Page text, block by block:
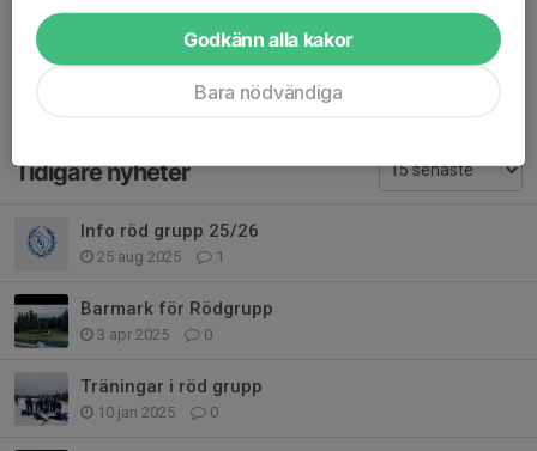
Kommentarer
Tidigare nyheter
Info röd grupp 25/26
25 aug 2025 1
Barmark för Rödgrupp
3 apr 2025 0
Träningar i röd grupp
10 jan 2025 0
Godkänn alla kakor
Bara nödvändiga